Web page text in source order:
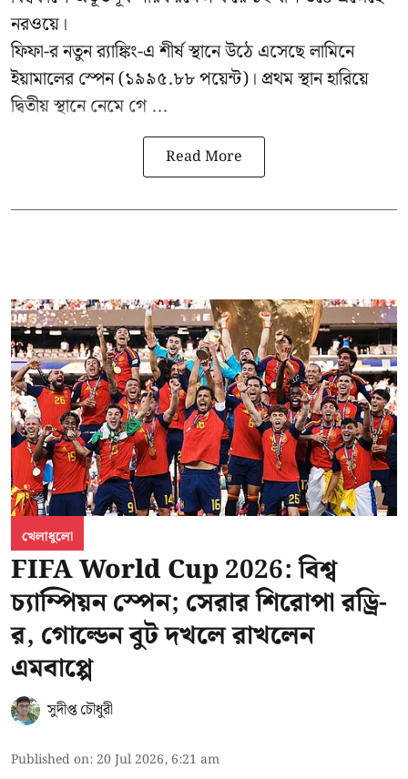
নরওয়ে।
ফিফা-র নতুন র‍্যাঙ্কিং-এ শীর্ষ স্থানে উঠে এসেছে লামিনে
ইয়ামালের স্পেন (১৯৯৫.৮৮ পয়েন্ট)। প্রথম স্থান হারিয়ে
দ্বিতীয় স্থানে নেমে গে ...
Read More
খেলাধুলো
FIFA World Cup 2026: বিশ্ব
চ্যাম্পিয়ন স্পেন; সেরার শিরোপা রড্রি-
র, গোল্ডেন বুট দখলে রাখলেন
এমবাপ্পে
সুদীপ্ত চৌধুরী
Published on: 20 Jul 2026, 6:21 am